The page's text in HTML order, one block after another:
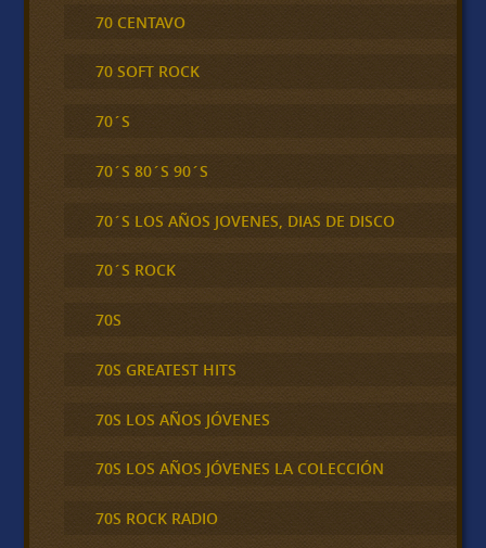
70 CENTAVO
70 SOFT ROCK
70´S
70´S 80´S 90´S
70´S LOS AÑOS JOVENES, DIAS DE DISCO
70´S ROCK
70S
70S GREATEST HITS
70S LOS AÑOS JÓVENES
70S LOS AÑOS JÓVENES LA COLECCIÓN
70S ROCK RADIO